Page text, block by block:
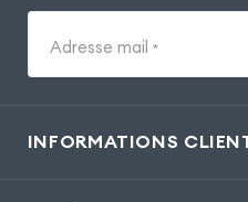
Adresse mail *
INFORMATIONS